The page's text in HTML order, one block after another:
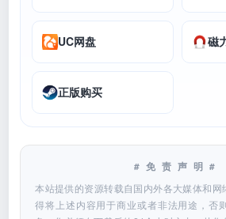
UC网盘 磁
正版购买
#免责声明#
本站提供的资源转载自国内外各大媒体和网
得将上述内容用于商业或者非法用途，否